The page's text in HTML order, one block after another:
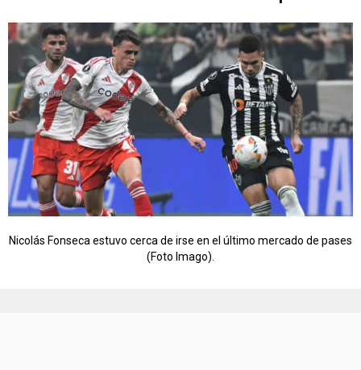
Nicolás Fonseca estuvo cerca de irse en el último mercado de pases
(Foto Imago).